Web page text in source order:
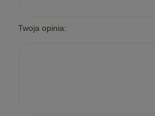
Twoja opinia: